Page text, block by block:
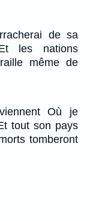
de sa
les nations
même de
Où je
tout son pays
tomberont